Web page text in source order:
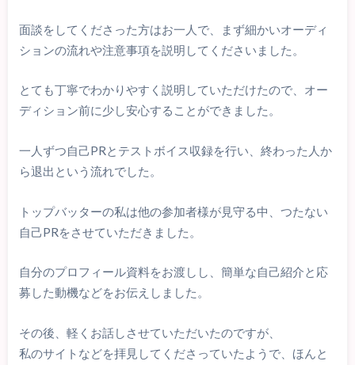
面談をしてくださった方はお一人で、まず細かいオーディ
ションの流れや注意事項を説明してくださいました。
とても丁寧でわかりやすく説明していただけたので、オー
ディション前に少し安心することができました。
一人ずつ自己PRとテストボイス収録を行い、終わった人か
ら退出という流れでした。
トップバッターの私は他の参加者様が見守る中、つたない
自己PRをさせていただきました。
自分のプロフィール資料をお渡しし、簡単な自己紹介と応
募した動機などをお伝えしました。
その後、軽くお話しさせていただいたのですが、
私のサイトなどを拝見してくださっていたようで、ほんと